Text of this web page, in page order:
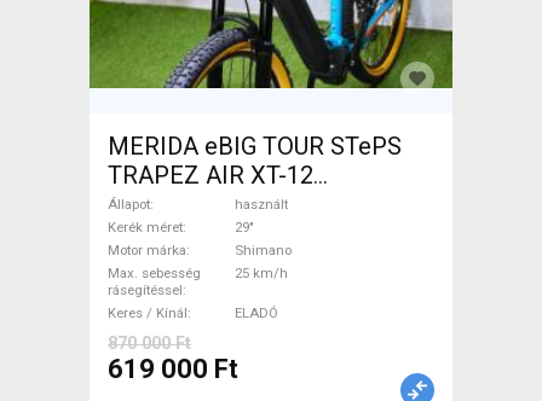
MERIDA eBIG TOUR STePS
TRAPEZ AIR XT-12
Elektromos Mountain Bike
29" elöl teleszkópos Shimano
használt ELADÓ
Állapot
használt
Kerék méret
29"
Motor márka
Shimano
Max. sebesség
rásegítéssel
25 km/h
Keres / Kínál ELADÓ
870 000 Ft
619 000 Ft